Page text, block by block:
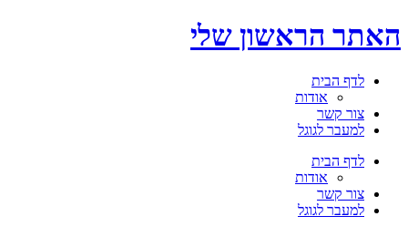
דלג
לתוכן
האתר הראשון שלי
לדף הבית
אודות
צור קשר
למעבר לגוגל
תפריט לדף הבית
אודות
צור קשר
למעבר לגוגל